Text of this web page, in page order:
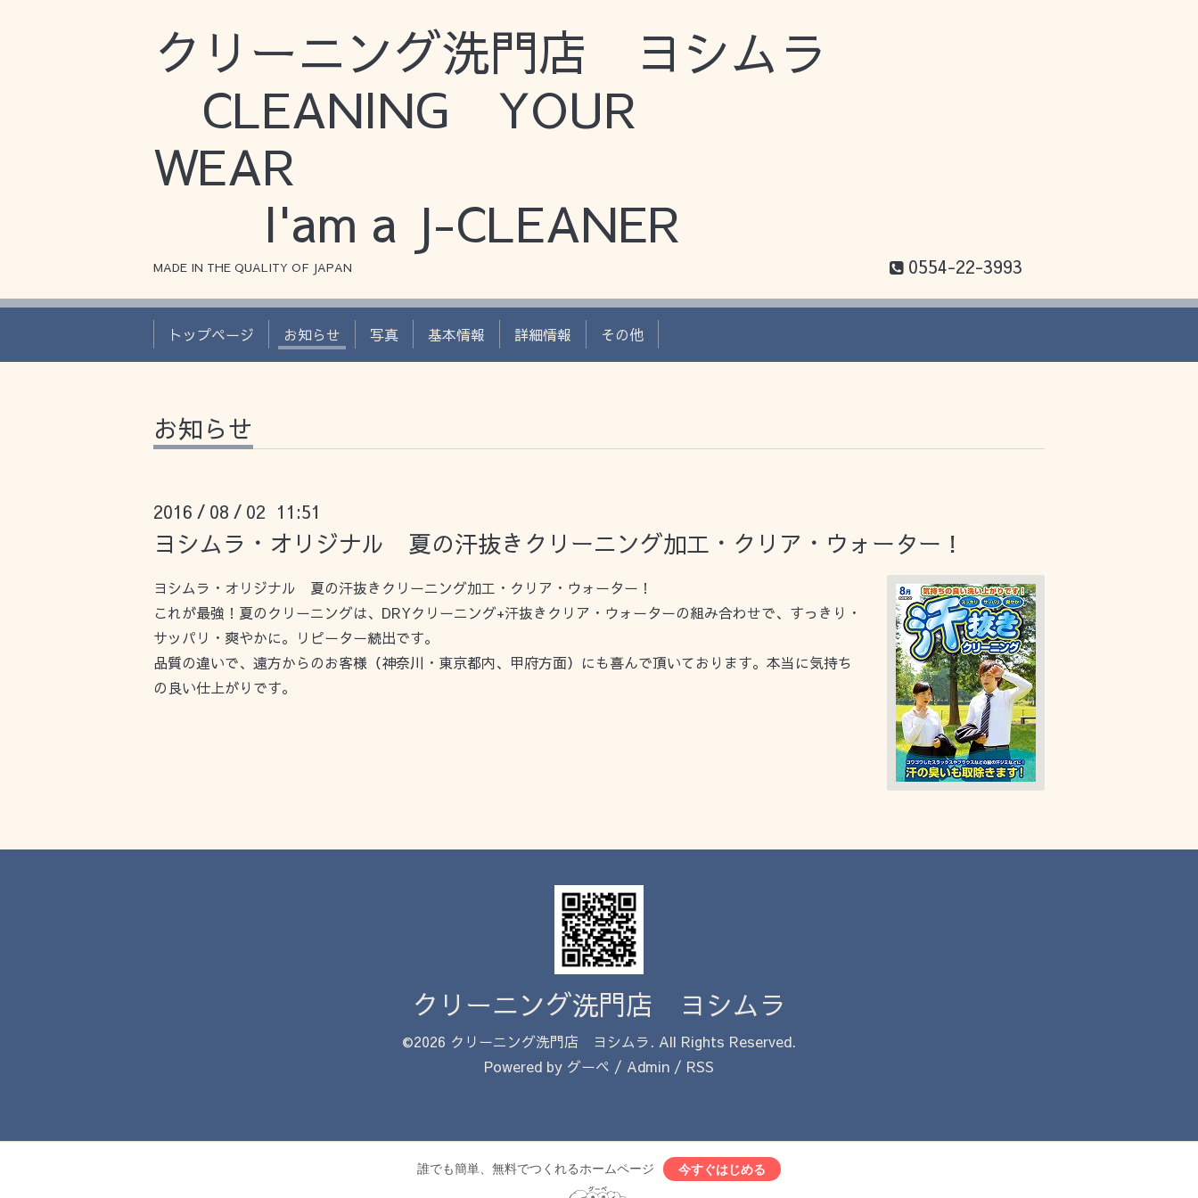
クリーニング洗門店 ヨシムラ
CLEANING YOUR
WEAR
I'am a J-CLEANER
MADE IN THE QUALITY OF JAPAN 0554-22-3993
トップページ お知らせ 写真 基本情報 詳細情報 その他
お知らせ
2016 / 08 / 02 11:51
ヨシムラ・オリジナル 夏の汗抜きクリーニング加工・クリア・ウォーター！
ヨシムラ・オリジナル 夏の汗抜きクリーニング加工・クリア・ウォーター！
これが最強！夏のクリーニングは、DRYクリーニング+汗抜きクリア・ウォーターの組み合わせで、すっきり・
サッパリ・爽やかに。リピーター続出です。
品質の違いで、遠方からのお客様（神奈川・東京都内、甲府方面）にも喜んで頂いております。本当に気持ち
の良い仕上がりです。
クリーニング洗門店 ヨシムラ
©2026 クリーニング洗門店 ヨシムラ. All Rights Reserved.
Powered by グーペ / Admin / RSS
誰でも簡単、無料でつくれるホームページ 今すぐはじめる